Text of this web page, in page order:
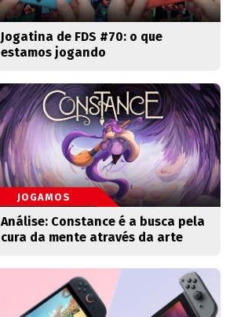
Jogatina de FDS #70: o que
estamos jogando
JOGAMOS
Análise: Constance é a busca pela
cura da mente através da arte